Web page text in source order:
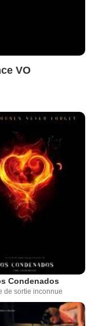
VO
Condenados
de sortie inconnue